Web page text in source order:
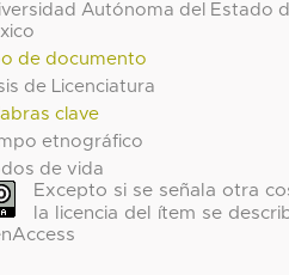
Autónoma del Estado
de documento
de Licenciatura
clave
etnográfico
de vida
Excepto si se señala otra
la licencia del ítem se